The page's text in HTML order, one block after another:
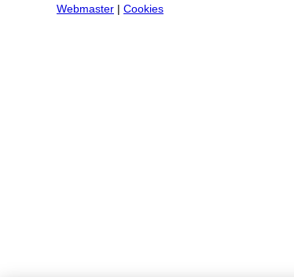
Webmaster
Cookies